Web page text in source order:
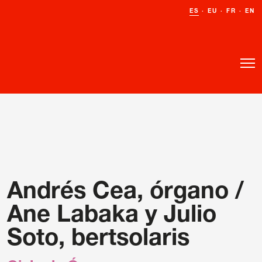
ES · EU · FR · EN
ES · EU · FR · EN
Andrés Cea, órgano /
Ane Labaka y Julio
Soto, bertsolaris